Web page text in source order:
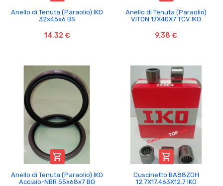
Anello di Tenuta (Paraolio) IKO
32x45x6 BS
14,32 €
Anello di Tenuta (Paraolio)
VITON 17X40X7 TCV IKO
9,38 €

Anello di Tenuta (Paraolio) IKO
Acciaio-NBR 55x68x7 BO

Cuscinetto BA88ZOH
12.7X17.463X12.7 IKO